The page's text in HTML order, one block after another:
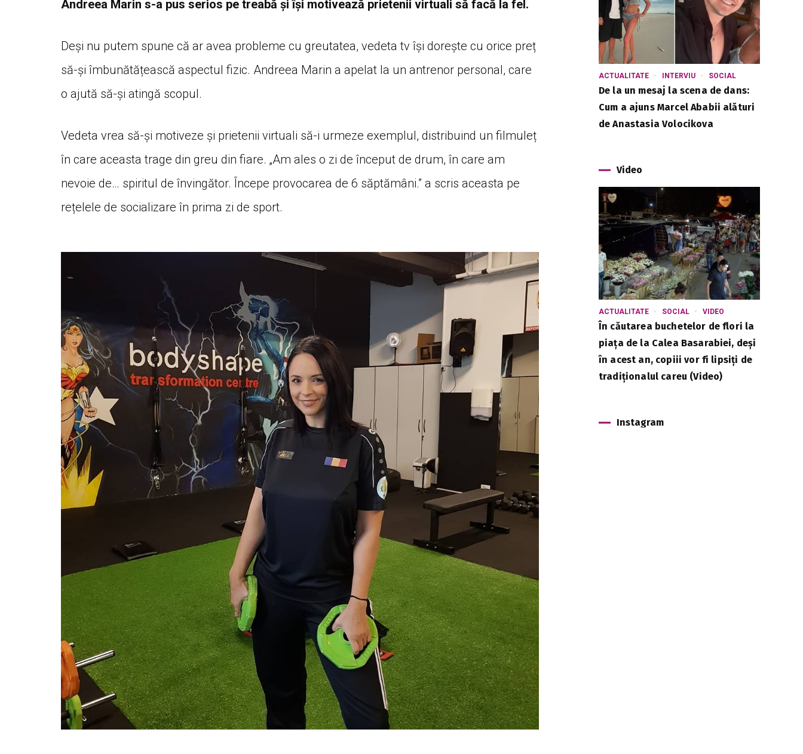
Andreea Marin s-a pus serios pe treabă și își motivează prietenii virtuali să facă la fel.
Deși nu putem spune că ar avea probleme cu greutatea, vedeta tv își dorește cu orice preț
să-și îmbunătățească aspectul fizic. Andreea Marin a apelat la un antrenor personal, care
o ajută să-și atingă scopul.
Vedeta vrea să-și motiveze și prietenii virtuali să-i urmeze exemplul, distribuind un filmuleț
în care aceasta trage din greu din fiare. „Am ales o zi de început de drum, în care am
nevoie de… spiritul de învingător. Începe provocarea de 6 săptămâni.” a scris aceasta pe
rețelele de socializare în prima zi de sport.
ACTUALITATE INTERVIU SOCIAL
De la un mesaj la scena de dans:
Cum a ajuns Marcel Ababii alături
de Anastasia Volocikova
Video
ACTUALITATE SOCIAL VIDEO
În căutarea buchetelor de flori la
piața de la Calea Basarabiei, deși
în acest an, copiii vor fi lipsiți de
tradiționalul careu (Video)
Instagram